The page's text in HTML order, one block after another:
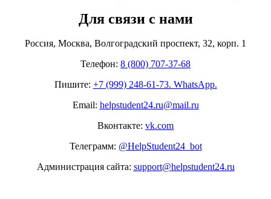
Для связи с нами
Россия, Москва, Волгоградский проспект, 32, корп. 1
Телефон: 8 (800) 707-37-68
Пишите: +7 (999) 248-61-73. WhatsApp.
Email: helpstudent24.ru@mail.ru
Вконтакте: vk.com
Телеграмм: @HelpStudent24_bot
Администрация сайта: support@helpstudent24.ru